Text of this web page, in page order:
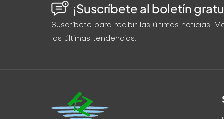
¡Suscríbete al boletín
Suscríbete para recibir las últimas noticias.
las últimas tendencias.